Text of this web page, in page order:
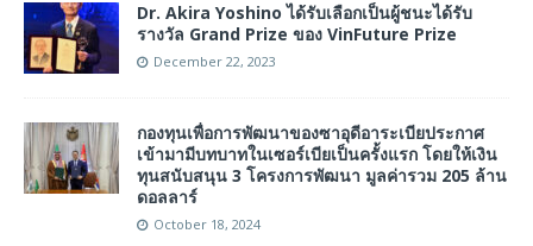
Dr. Akira Yoshino ได้รับเลือกเป็นผู้ชนะได้รับ
รางวัล Grand Prize ของ VinFuture Prize
December 22, 2023
กองทุนเพื่อการพัฒนาของซาอุดีอาระเบียประกาศ
เข้ามามีบทบาทในเซอร์เบียเป็นครั้งแรก โดยให้เงิน
ทุนสนับสนุน 3 โครงการพัฒนา มูลค่ารวม 205 ล้าน
ดอลลาร์
October 18, 2024